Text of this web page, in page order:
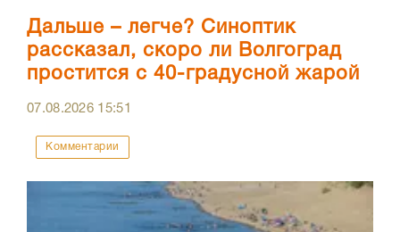
Дальше – легче? Синоптик
рассказал, скоро ли Волгоград
простится с 40-градусной жарой
07.08.2026 15:51
Комментарии